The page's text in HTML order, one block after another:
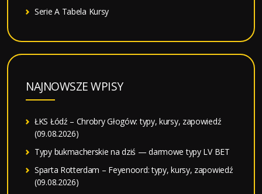
Serie A Tabela Kursy
NAJNOWSZE WPISY
ŁKS Łódź – Chrobry Głogów: typy, kursy, zapowiedź
(09.08.2026)
Typy bukmacherskie na dziś — darmowe typy LV BET
Sparta Rotterdam – Feyenoord: typy, kursy, zapowiedź
(09.08.2026)